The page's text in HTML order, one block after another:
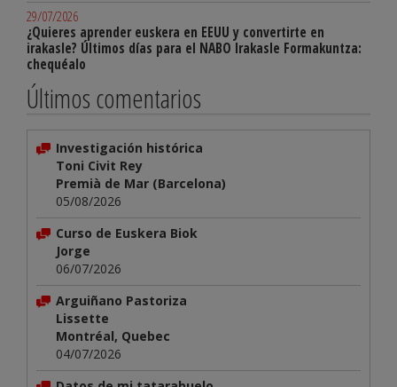
29/07/2026
¿Quieres aprender euskera en EEUU y convertirte en
irakasle? Últimos días para el NABO Irakasle Formakuntza:
chequéalo
Últimos comentarios
Investigación histórica
Toni Civit Rey
Premià de Mar (Barcelona)
05/08/2026
Curso de Euskera Biok
Jorge
06/07/2026
Arguiñano Pastoriza
Lissette
Montréal, Quebec
04/07/2026